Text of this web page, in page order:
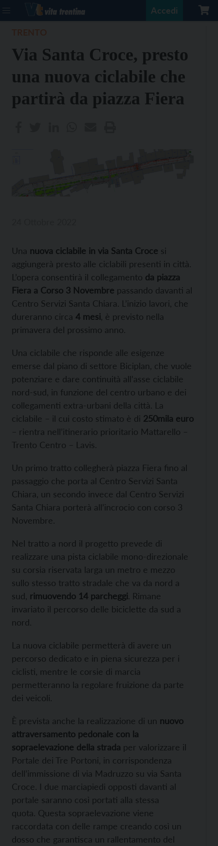
Accedi
Via Santa Croce, presto
una nuova ciclabile che
partirà da piazza Fiera
Una nuova ciclabile in via Santa Croce si
aggiungerà presto alle ciclabili presenti in città.
L’opera consentirà il collegamento da piazza
Fiera a Corso 3 Novembre passando davanti al
Centro Servizi Santa Chiara. L’inizio lavori, che
dureranno circa 4 mesi , è previsto nella
primavera del prossimo anno.
Una ciclabile che risponde alle esigenze
emerse dal piano di settore Biciplan, che vuole
potenziare e dare continuità all’asse ciclabile
nord-sud, in funzione del centro urbano e dei
collegamenti extra-urbani della città. La
ciclabile – il cui costo stimato è di 250mila euro
– rientra nell’itinerario prioritario Mattarello –
Trento Centro – Lavis.
Un primo tratto collegherà piazza Fiera fino al
passaggio che porta al Centro Servizi Santa
Chiara, un secondo invece dal Centro Servizi
Santa Chiara porterà all’incrocio con corso 3
Novembre.
Nel tratto a nord il progetto prevede di
realizzare una pista ciclabile mono-direzionale
su corsia riservata larga un metro e mezzo
sullo stesso tratto stradale che va da nord a
sud, rimuovendo 14 parcheggi. Rimane
invariato il percorso delle biciclette da sud a
nord.
La nuova ciclabile permetterà di avere un
percorso dedicato e in piena sicurezza per i
ciclisti, mentre le corsie di marcia
permetteranno la regolare fruizione da parte
dei veicoli.
È prevista anche la realizzazione di un nuovo
attraversamento pedonale con la
sopraelevazione della strada per valorizzare il
Portale dei Tre Portoni, in corrispondenza
dell’immissione di via Madruzzo su via Santa
Croce. I due marciapiedi opposti davanti al
portale saranno così portati alla stessa
quota. Questa sopraelevazione viene
raccordata con delle rampe creando così un
dosso che garantisca un rallentamento del